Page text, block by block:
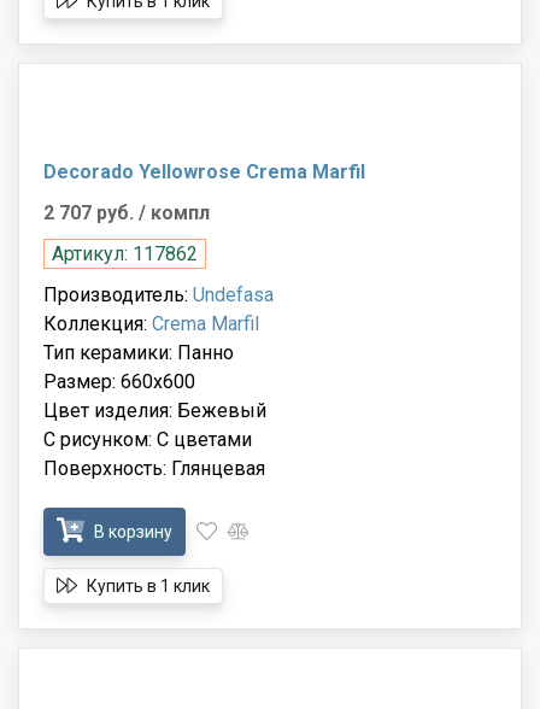
Decorado Yellowrose Crema Marfil
2 707 руб. / компл
Артикул: 117862
Производитель: Undefasa
Коллекция: Crema Marfil
Тип керамики: Панно
Размер: 660x600
Цвет изделия: Бежевый
С рисунком: С цветами
Поверхность: Глянцевая
В корзину
Купить в 1 клик